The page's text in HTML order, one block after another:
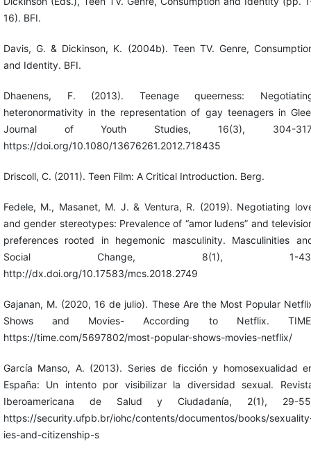
16). BFI.
Davis, G. & Dickinson, K. (2004b). Teen TV. Genre,
and Identity. BFI.
Dhaenens, F. (2013). Teenage queerness:
heteronormativity in the representation of gay teenagers in
Journal of Youth Studies, 16(3), 304-
https://doi.org/10.1080/13676261.2012.718435
Driscoll, C. (2011). Teen Film: A Critical Introduction. Berg.
Fedele, M., Masanet, M. J. & Ventura, R. (2019). Negotiating
and gender stereotypes: Prevalence of “amor ludens” and
preferences rooted in hegemonic masculinity. Masculinities
Social Change, 8(1), 1-
http://dx.doi.org/10.17583/mcs.2018.2749
Gajanan, M. (2020, 16 de julio). These Are the Most Popular
Shows and Movies- According to Netflix.
https://time.com/5697802/most-popular-shows-movies-netflix/
García Manso, A. (2013). Series de ficción y homosexualidad
España: Un intento por visibilizar la diversidad sexual.
Iberoamericana de Salud y Ciudadanía, 2(1), 29-
https://security.ufpb.br/iohc/contents/documentos/books/
ies-and-citizenship-s